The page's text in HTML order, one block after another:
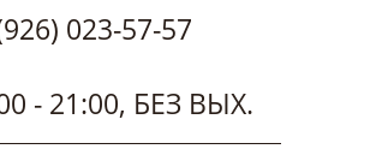
023-57-57
- 21:00, БЕЗ ВЫХ.